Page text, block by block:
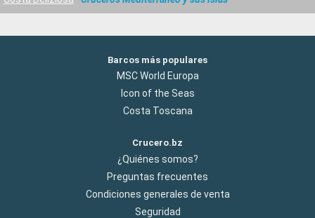
Barcos más populares
MSC World Europa
Icon of the Seas
Costa Toscana
Crucero.bz
¿Quiénes somos?
Preguntas frecuentes
Condiciones generales de venta
Seguridad